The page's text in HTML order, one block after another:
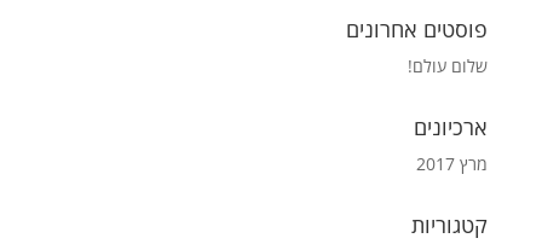
פוסטים אחרונים
שלום עולם!
ארכיונים
מרץ 2017
קטגוריות